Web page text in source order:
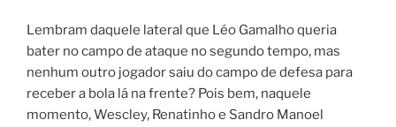
Lembram daquele lateral que Léo Gamalho queria
bater no campo de ataque no segundo tempo, mas
nenhum outro jogador saiu do campo de defesa para
receber a bola lá na frente? Pois bem, naquele
momento, Wescley, Renatinho e Sandro Manoel